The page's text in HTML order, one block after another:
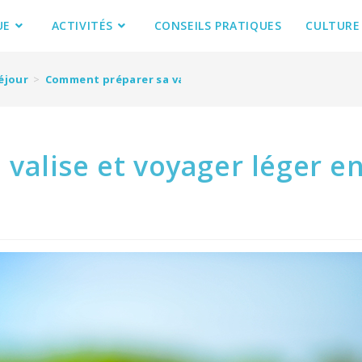
ACTIVITÉS CONSEILS PRATIQUES CULTURE
> Comment préparer sa valise et voyager léger en
et voyager léger